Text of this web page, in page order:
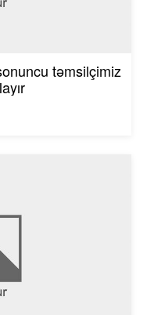
təmsilçimiz